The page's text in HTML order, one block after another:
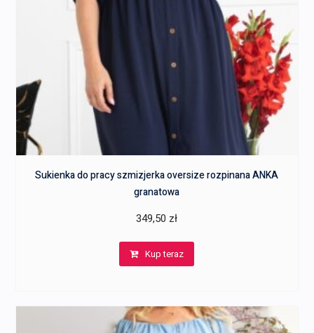
Sukienka do pracy szmizjerka oversize rozpinana ANKA
granatowa
349,50 zł
Kup teraz